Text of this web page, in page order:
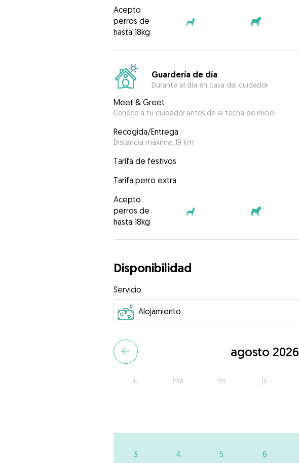
Acepto
perros de
hasta 18kg
Guardería de día
Durante el día en casa del cuidador
Meet & Greet
Conoce a tu cuidador antes de la fecha de inicio.
Recogida/Entrega
Distancia máxima: 19 km
Tarifa de festivos
Tarifa perro extra
Acepto
perros de
hasta 18kg
Disponibilidad
Servicio
agosto 2026
lu ma mi ju
3 4 5 6